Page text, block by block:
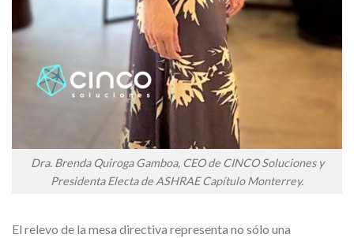
Dra. Brenda Quiroga Gamboa, CEO de CINCO Soluciones y
Presidenta Electa de ASHRAE Capítulo Monterrey.
El relevo de la mesa directiva representa no sólo una